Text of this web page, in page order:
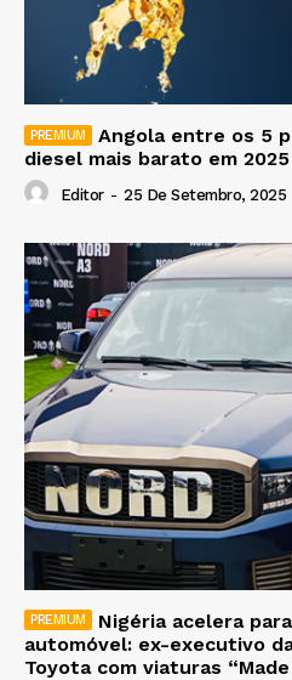
Angola entre os 5
diesel mais barato em 2025
Editor - 25 De Setembro, 2025
Nigéria acelera
automóvel: ex-executivo
Toyota com viaturas